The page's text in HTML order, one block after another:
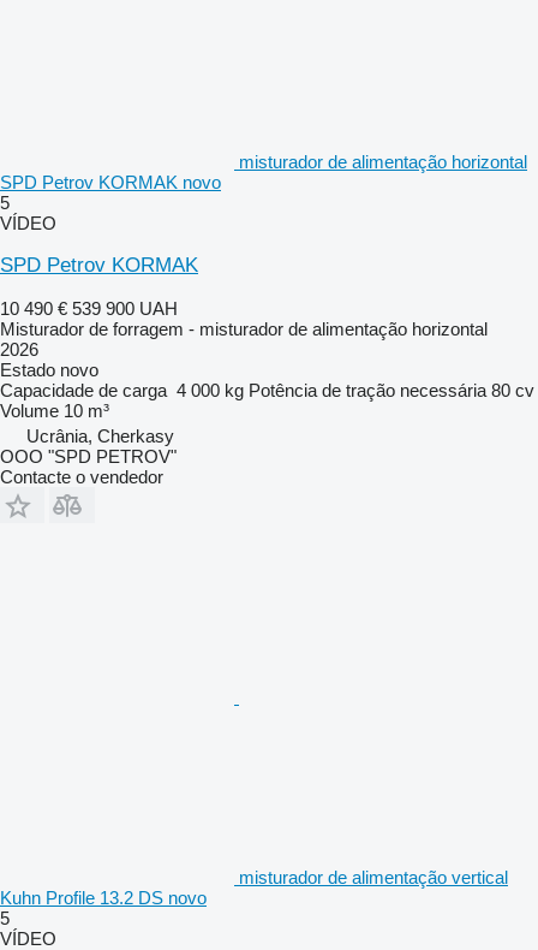
misturador de alimentação horizontal
SPD Petrov KORMAK novo
5
VÍDEO
SPD Petrov KORMAK
10 490 € 539 900 UAH
Misturador de forragem - misturador de alimentação horizontal
2026
Estado novo
Capacidade de carga 4 000 kg Potência de tração necessária 80 cv
Volume 10 m³
Ucrânia, Cherkasy
OOO "SPD PETROV"
Contacte o vendedor
misturador de alimentação vertical
Kuhn Profile 13.2 DS novo
5
VÍDEO